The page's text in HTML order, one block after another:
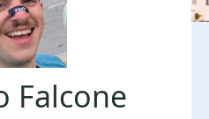
Falcone